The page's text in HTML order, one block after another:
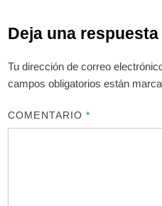
Deja una respuesta
Tu dirección de correo
campos obligatorios están
COMENTARIO*